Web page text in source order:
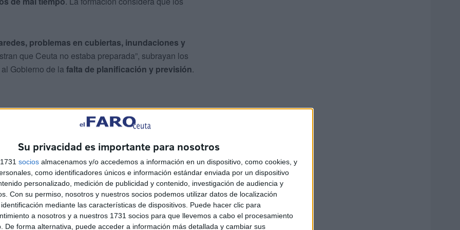
Su privacidad es importante para nosotros
socios almacenamos y/o accedemos a información en un dispositivo, como cookies, y
como identificadores únicos e información estándar enviada por un dispositivo
personalizado, medición de publicidad y contenido, investigación de audiencia y
Con su permiso, nosotros y nuestros socios podemos utilizar datos de localización
mediante las características de dispositivos. Puede hacer clic para
a nosotros y a nuestros 1731 socios para que llevemos a cabo el procesamiento
De forma alternativa, puede acceder a información más detallada y cambiar sus
problemas en cubiertas, inundaciones y
que Ceuta no estaba preparada”, subrayan los
Gobierno de la falta de planificación y previsión.
tres puntos concretos:
en Príncipe Felipe
prevista en Juan XXIII
deJuan Carlos I, proceso que, según la formación,
adquiridos.